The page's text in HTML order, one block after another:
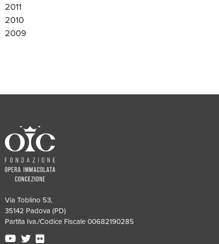
2011
2010
2009
Via Toblino 53,
35142 Padova (PD)
Partita Iva./Codice Fiscale 00682190285